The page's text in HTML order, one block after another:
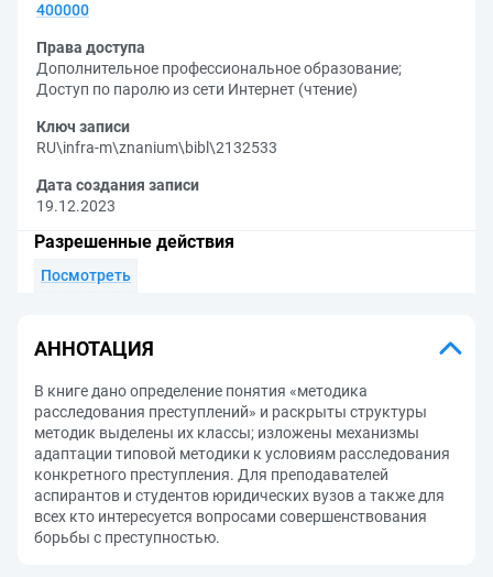
400000
Права доступа
Дополнительное профессиональное образование;
Доступ по паролю из сети Интернет (чтение)
Ключ записи
RU\infra-m\znanium\bibl\2132533
Дата создания записи
19.12.2023
Разрешенные действия
Посмотреть
АННОТАЦИЯ
В книге дано определение понятия «методика
расследования преступлений» и раскрыты структуры
методик выделены их классы; изложены механизмы
адаптации типовой методики к условиям расследования
конкретного преступления. Для преподавателей
аспирантов и студентов юридических вузов а также для
всех кто интересуется вопросами совершенствования
борьбы с преступностью.